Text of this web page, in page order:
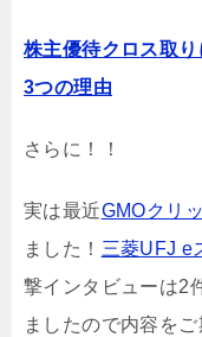
株主優待クロス取
3つの理由
さらに！！
実は最近GMOクリ
ました！ 三菱UFJ e
撃インタビューは2
ましたので内容をご